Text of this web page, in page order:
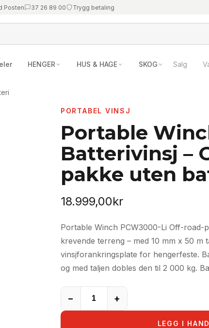
Posten 37 26 89 00 Trygg betaling
HENGER HUS & HAGE SKOG Salg
PORTABEL VINSJ
Portable
Batterivinsj –
pakke uten
18.999,00kr
Portable Winch PCW3000-Li Off-
krevende terreng – med 10 mm x 50 m
vinsjforankringsplate for hengerfeste.
og med taljen dobles den til 2 000 kg.
− +
LEGG I